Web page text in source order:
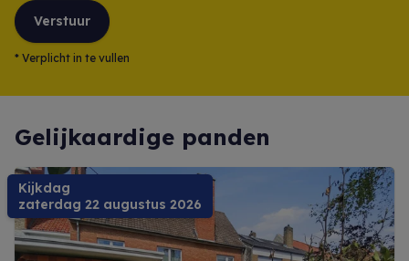
Verstuur
* Verplicht in te vullen
Gelijkaardige panden
Kijkdag
zaterdag 22 augustus 2026